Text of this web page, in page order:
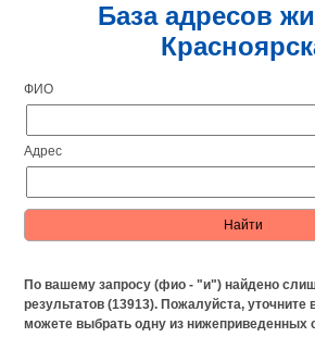
База адресов
ФИО
Адрес
По вашему запросу (фио - "и") найдено
результатов (13913). Пожалуйста, уточните
можете выбрать одну из нижеприведенных